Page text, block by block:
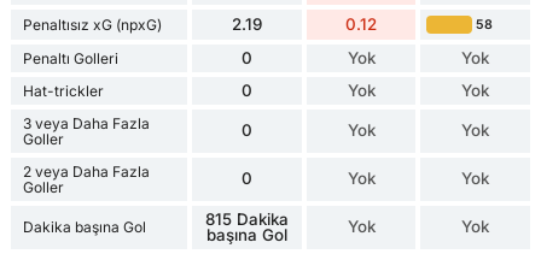
Penaltısız xG (npxG) 2.19 0.12 58
Penaltı Golleri 0 Yok Yok
Hat-trickler 0 Yok Yok
3 veya Daha Fazla
Goller
0 Yok Yok
2 veya Daha Fazla
Goller
0 Yok Yok
Dakika başına Gol
815 Dakika
başına Gol
Yok Yok